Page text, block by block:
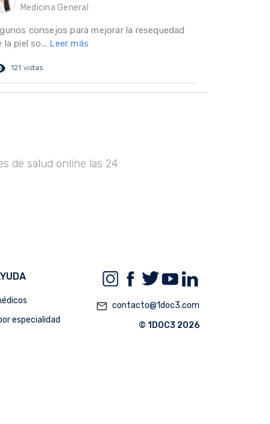
Medicina General
consejos para mejorar la resequedad
la piel so... Leer más
121 vistas
de salud online las 24
especialidad
mail_outline contacto@1doc3.com
© 1DOC3 2026